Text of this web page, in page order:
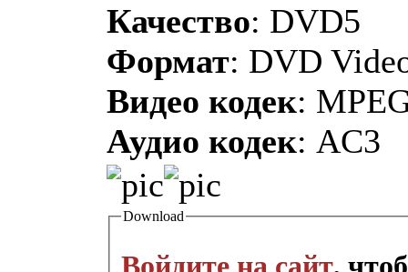
Качество: DVD5
Формат: DVD
Видео кодек:
Аудио кодек: AC3
Download